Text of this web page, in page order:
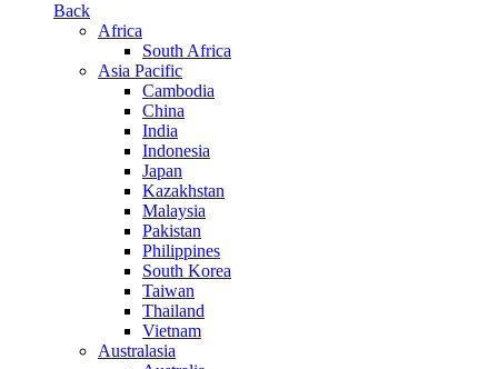
Back
Africa
South Africa
Asia Pacific
Cambodia
China
India
Indonesia
Japan
Kazakhstan
Malaysia
Pakistan
Philippines
South Korea
Taiwan
Thailand
Vietnam
Australasia